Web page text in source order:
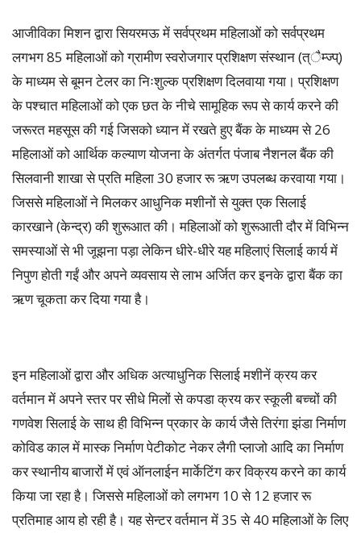
आजीविका मिशन द्वारा सियरमऊ में सर्वप्रथम महिलाओं को सर्वप्रथम
लगभग 85 महिलाओं को ग्रामीण स्वरोजगार प्रशिक्षण संस्थान (त्ैम्ज्प्)
के माध्यम से बूमन टेलर का निःशुल्क प्रशिक्षण दिलवाया गया। प्रशिक्षण
के पश्चात महिलाओं को एक छत के नीचे सामूहिक रूप से कार्य करने की
जरूरत महसूस की गई जिसको ध्यान में रखते हुए बैंक के माध्यम से 26
महिलाओं को आर्थिक कल्याण योजना के अंतर्गत पंजाब नैशनल बैंक की
सिलवानी शाखा से प्रति महिला 30 हजार रू ऋण उपलब्ध करवाया गया।
जिससे महिलाओं ने मिलकर आधुनिक मशीनों से युक्त एक सिलाई
कारखाने (केन्द्र) की शुरूआत की। महिलाओं को शुरूआती दौर में विभिन्न
समस्याओं से भी जूझना पड़ा लेकिन धीरे-धीरे यह महिलाएं सिलाई कार्य में
निपुण होती गईं और अपने व्यवसाय से लाभ अर्जित कर इनके द्वारा बैंक का
ऋण चूकता कर दिया गया है।
इन महिलाओं द्वारा और अधिक अत्याधुनिक सिलाई मशीनें क्रय कर
वर्तमान में अपने स्तर पर सीधे मिलों से कपडा क्रय कर स्कूली बच्चों की
गणवेश सिलाई के साथ ही विभिन्न प्रकार के कार्य जैसे तिरंगा झंडा निर्माण
कोविड काल में मास्क निर्माण पेटीकोट नेकर लैगी प्लाजो आदि का निर्माण
कर स्थानीय बाजारों में एवं ऑनलाईन मार्केटिंग कर विक्रय करने का कार्य
किया जा रहा है। जिससे महिलाओं को लगभग 10 से 12 हजार रू
प्रतिमाह आय हो रही है। यह सेन्टर वर्तमान में 35 से 40 महिलाओं के लिए